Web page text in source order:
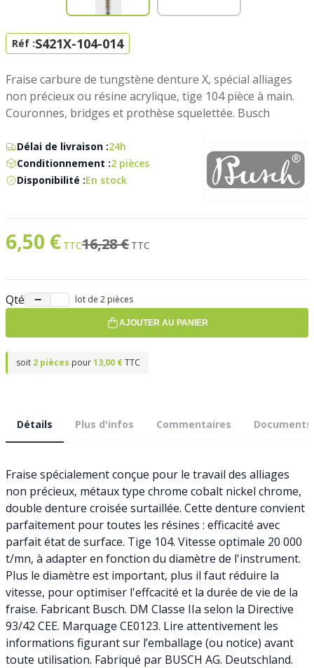
Réf :S421X-104-014
Fraise carbure de tungstène denture X, spécial alliages
non précieux ou résine acrylique, tige 104 pièce à main.
Couronnes, bridges et prothèse squelettée. Busch
Délai de livraison :24h
Conditionnement :2 pièces
Disponibilité :En stock
Prix spécial
6,50 € Ancien prix
16,28 €
Qté − +
lot de 2 pièces
AJOUTER AU PANIER
soit 2 pièces pour13,00 €TTC
Détails Plus d'infos Commentaires Documents
Fraise spécialement conçue pour le travail des alliages
non précieux, métaux type chrome cobalt nickel chrome,
double denture croisée surtaillée. Cette denture convient
parfaitement pour toutes les résines : efficacité avec
parfait état de surface. Tige 104. Vitesse optimale 20 000
t/mn, à adapter en fonction du diamètre de l'instrument.
Plus le diamètre est important, plus il faut réduire la
vitesse, pour optimiser l'effcacité et la durée de vie de la
fraise. Fabricant Busch. DM Classe IIa selon la Directive
93/42 CEE. Marquage CE0123. Lire attentivement les
informations figurant sur l’emballage (ou notice) avant
toute utilisation. Fabriqué par BUSCH AG. Deutschland.